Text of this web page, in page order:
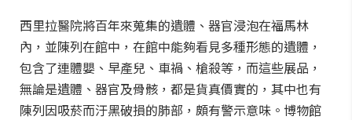
西里拉醫院將百年來蒐集的遺體、器官浸泡在福馬林
內，並陳列在館中，在館中能夠看見多種形態的遺體，
包含了連體嬰、早產兒、車禍、槍殺等，而這些展品，
無論是遺體、器官及骨骸，都是貨真價實的，其中也有
陳列因吸菸而汙黑破損的肺部，頗有警示意味。博物館